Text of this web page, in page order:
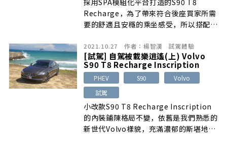
採用SPA模組化平台打造的S90 T8
Recharge，為了帶來符合後座買家所需
要的舒適且安穩的乘坐感受，所以搭配的
乘坐舒適上的表現絕對沒話說，不僅是路
面震動的抑制處理或是車艙內的隔音表現
都讓人相當滿意
2021.10.27 作者： 楊智漢 試駕體驗
[試駕] 自駕被載樂逍遙(上) Volvo
S90 T8 Recharge Inscription
PHEV S90
Volvo
試駕
小改款S90 T8 Recharge Inscription
的內裝鋪陳格局不變，依舊是我們熟悉的
新世代Volvo樣貌，充滿濃郁的斯堪地那